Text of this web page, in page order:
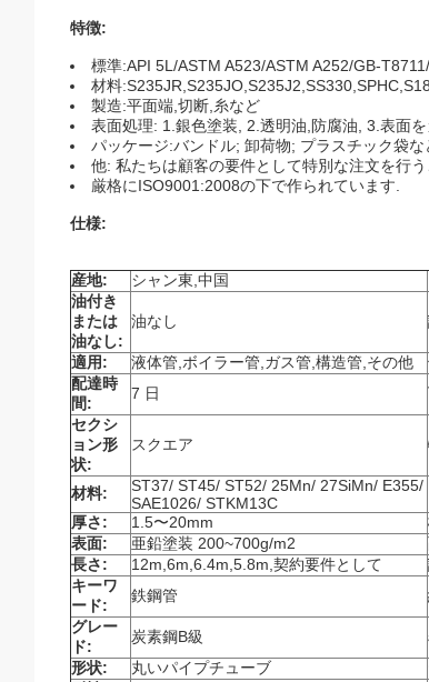
特徴:
標準:API 5L/ASTM A523/ASTM A252/GB-
材料
製造:平面端,切断,糸など
表面処理: 1.銀色塗装, 2.透明油,防腐油, 3.表面
パッケージ:バンドル; 卸荷物; プラスチック袋な
他: 私たちは顧客の要件として特別な注文を行う
厳格にISO9001:2008の下で作られています.
仕様:
産地: シャン東,中国
油付き
または
油なし:
油なし
適用: 液体管,ボイラー管,ガス管,構造管,その他
配達時
間:
7 日
セクシ
ョン形
状:
スクエア
材料:
ST37/ ST45/ ST52/ 25Mn/ 27SiMn/ E355/
SAE1026/ STKM13C
厚さ:
1.5〜20mm
表面:
亜鉛塗装 200~700g/m2
長さ:
12m,6m,6.4m,5.8m,契約要件として
キーワ
ード:
鉄鋼管
グレー
ド:
炭素鋼B級
形状:
丸いパイプチューブ